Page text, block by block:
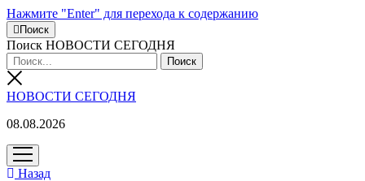
Нажмите "Enter" для перехода к содержанию
Поиск
Поиск НОВОСТИ СЕГОДНЯ
НОВОСТИ СЕГОДНЯ
08.08.2026
открыть
меню
Назад